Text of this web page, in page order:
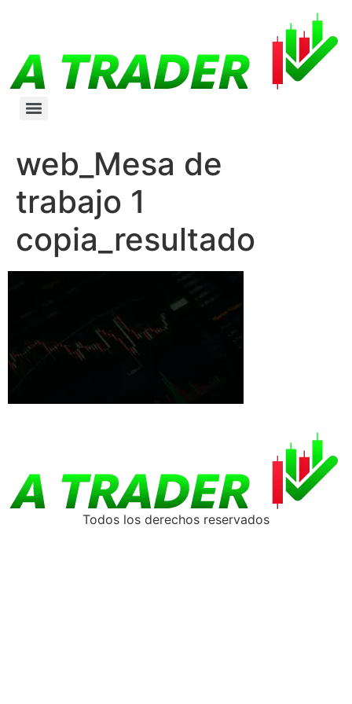
web_Mesa de
trabajo 1
copia_resultado
Todos los derechos reservados